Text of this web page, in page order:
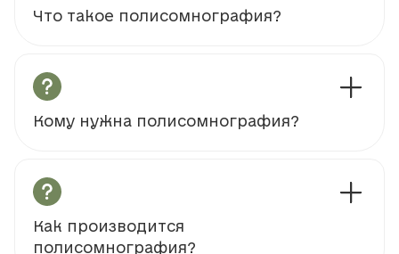
Что такое полисомнография?
Кому нужна полисомнография?
Как производится
полисомнография?